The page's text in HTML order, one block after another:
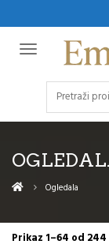
Ogledala
Prikaz 1–64 od